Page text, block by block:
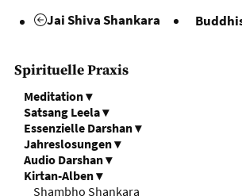
Jai Shiva Shankara
Spirituelle Praxis
Meditation▾
Satsang Leela▾
Essenzielle Darshan▾
Jahreslosungen▾
Audio Darshan▾
Kirtan-Alben▾
Shambho Shankara